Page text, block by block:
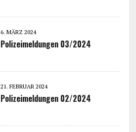
6. MÄRZ 2024
Polizeimeldungen 03/2024
21. FEBRUAR 2024
Polizeimeldungen 02/2024